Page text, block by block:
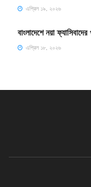
এপ্রিল ১৯, ২০২৬
বাংলাদেশে নয়া
এপ্রিল ১৮, ২০২৬